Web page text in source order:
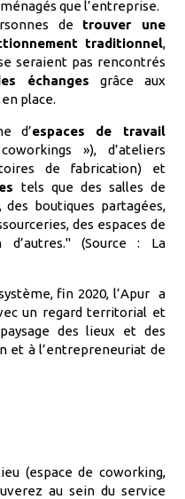
que l’entreprise.
de trouver une
traditionnel,
seraient pas rencontrés
échanges grâce aux
place.
d’espaces de travail
»), d’ateliers
de fabrication) et
tels que des salles de
des boutiques partagées,
des espaces de
(Source : La
fin 2020, l’Apur a
un regard territorial et
des lieux et des
et à l’entrepreneuriat de
(espace de coworking,
au sein du service